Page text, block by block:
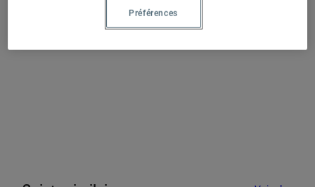
https://actualites.uqam.ca/2025/quinze-uqamiennes-
Préférences